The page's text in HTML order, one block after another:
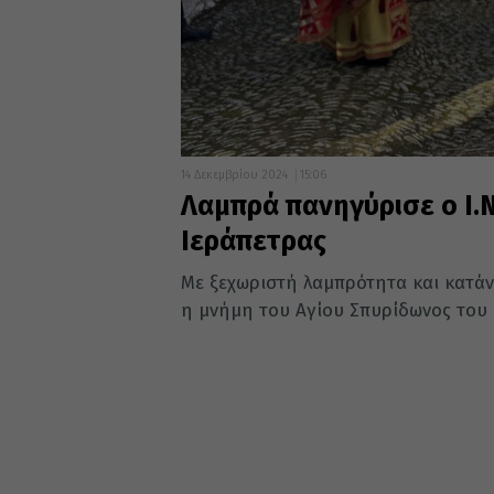
14 Δεκεμβρίου 2024 15:06
Λαμπρά πανηγύρισε ο
Ιεράπετρας
Με ξεχωριστή λαμπρότητα και
η μνήμη του Αγίου Σπυρίδωνος